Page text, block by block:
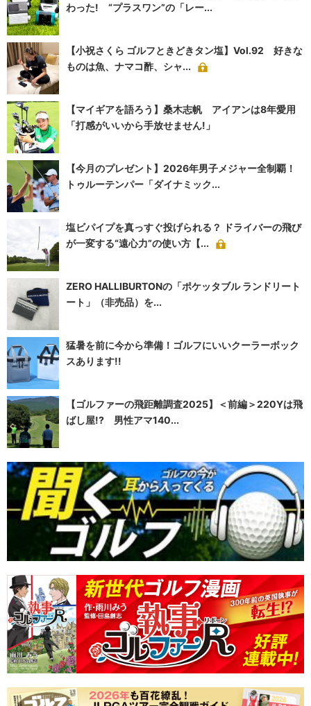
わった! “プラスワン”の「レー...
【小祝さくら ゴルフときどきタン塩】Vol.92 好きな
ものは魚、ナマコ酢、シャ...
【マイギアを語ろう】桑木志帆 アイアンは8年愛用
「打感がいいから手放せません!」
【今月のプレゼント】2026年男子メジャー全制覇！
トゥルーテンパー「ダイナミック...
塩ビパイプを真っすぐ投げられる？ ドライバーの飛び
が一変する“遠心力”の使い方【...
ZERO HALLIBURTONの「ポケッタブル ランドリート
ート」（非売品）を...
猛暑を前に今から準備！ゴルフにいいクーラーボック
スあります!!
【ゴルファーの飛距離調査2025】＜前編＞220Yは飛
ばし屋!? 男性アマ140...